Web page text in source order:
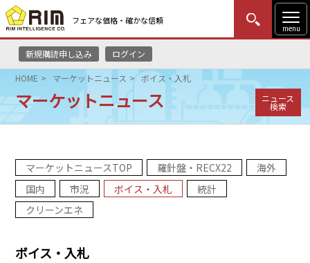
フェアな価格・確かな信頼
menu
新規購読申し込み ログイン
MENU
はじめての方
HOME
リムレポート
メソドロジー
HOME マーケットニュース ボイス・入札
マーケットニュース ニュース
検索
マーケットニュースTOP 羅針盤・RECX22
海外
国内
市況 ボイス・入札
統計
クリーンエネ
ボイス・入札